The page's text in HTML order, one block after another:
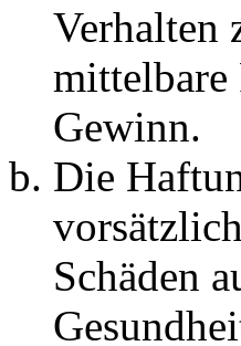
Verhalten
mittelbare
Gewinn.
Die
Schäden